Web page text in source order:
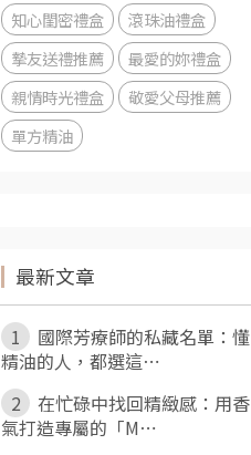
知心閨密禮盒
滾珠油禮盒
摯友送禮推薦
最愛的妳禮盒
親情時光禮盒
敬愛父母推薦
單方精油
最新文章
1
國際芳療師的私藏名單：懂
精油的人，都選這⋯
2
在忙碌中找回精緻感：用香
氣打造專屬的「M⋯